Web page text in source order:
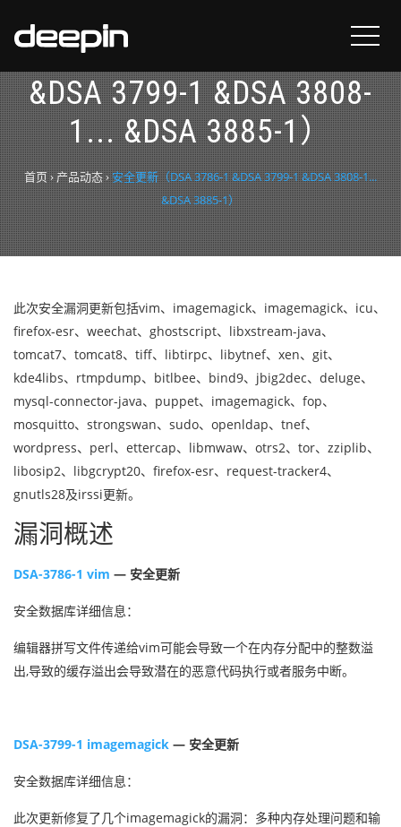
安全更新（DSA 3786-1
&DSA 3799-1 &DSA 3808-
1... &DSA 3885-1）
首页› 产品动态› 安全更新（DSA 3786-1 &DSA 3799-1 &DSA 3808-1...
&DSA 3885-1）
此次安全漏洞更新包括vim、imagemagick、imagemagick、icu、
firefox-esr、weechat、ghostscript、libxstream-java、
tomcat7、tomcat8、tiff、libtirpc、libytnef、xen、git、
kde4libs、rtmpdump、bitlbee、bind9、jbig2dec、deluge、
mysql-connector-java、puppet、imagemagick、fop、
mosquitto、strongswan、sudo、openldap、tnef、
wordpress、perl、ettercap、libmwaw、otrs2、tor、zziplib、
libosip2、libgcrypt20、firefox-esr、request-tracker4、
gnutls28及irssi更新。
漏洞概述
DSA-3786-1 vim — 安全更新
安全数据库详细信息：
编辑器拼写文件传递给vim可能会导致一个在内存分配中的整数溢
出,导致的缓存溢出会导致潜在的恶意代码执行或者服务中断。
DSA-3799-1 imagemagick — 安全更新
安全数据库详细信息：
此次更新修复了几个imagemagick的漏洞：多种内存处理问题和输